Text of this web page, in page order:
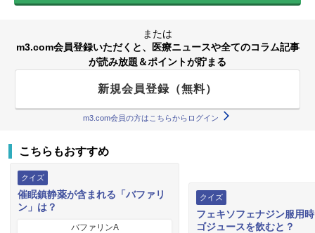
または
m3.com会員登録いただくと、医療ニュースや全てのコラム記事
が読み放題＆ポイントが貯まる
新規会員登録（無料）
m3.com会員の方はこちらからログイン
こちらもおすすめ
クイズ
催眠鎮静薬が含まれる「バファリ
ン」は？
バファリンA
クイズ
フェキソフェナジン服用
ゴジュースを飲むと？